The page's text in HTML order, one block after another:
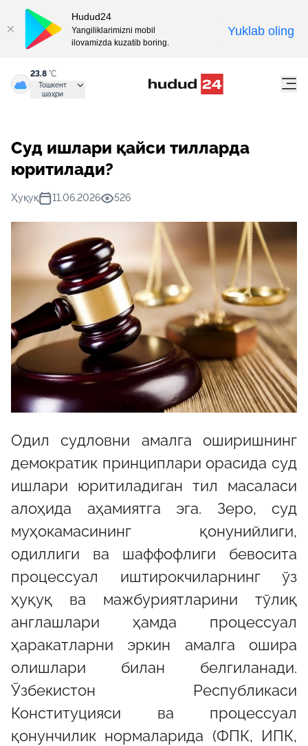
23.8 °C
Тошкент
шаҳри
Суд ишлари қайси тилларда
юритилади?
Ҳуқуқ 11.06.2026 526
Одил судловни амалга оширишнинг
демократик принциплари орасида суд
ишлари юритиладиган тил масаласи
алоҳида аҳамиятга эга. Зеро, суд
муҳокамасининг қонунийлиги,
одиллиги ва шаффофлиги бевосита
процессуал иштирокчиларнинг ўз
ҳуқуқ ва мажбуриятларини тўлиқ
англашлари ҳамда процессуал
ҳаракатларни эркин амалга ошира
олишлари билан белгиланади.
Ўзбекистон Республикаси
Конституцияси ва процессуал
қонунчилик нормаларида (ФПК, ИПК,
Hudud24
Yangiliklarimizni mobil
ilovamizda kuzatib boring.
Yuklab oling